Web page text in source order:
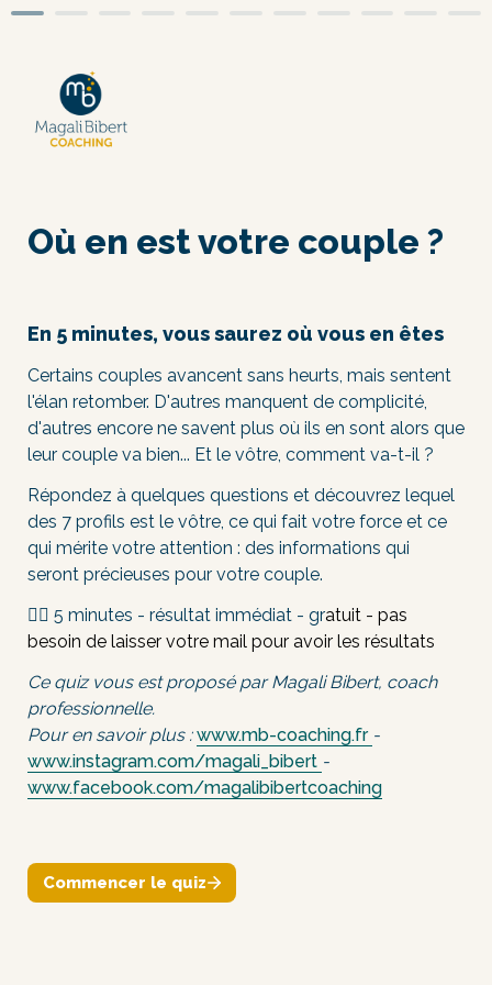
Où en est votre couple ?
En 5 minutes, vous saurez où vous en êtes
Certains couples avancent sans heurts, mais sentent
l'élan retomber. D'autres manquent de complicité,
d'autres encore ne savent plus où ils en sont alors que
leur couple va bien... Et le vôtre, comment va-t-il ?
Répondez à quelques questions et découvrez lequel
des 7 profils est le vôtre, ce qui fait votre force et ce
qui mérite votre attention : des informations qui
seront précieuses pour votre couple.
👉🏼 5 minutes - résultat immédiat - gratuit - pas
besoin de laisser votre mail pour avoir les résultats
Ce quiz vous est proposé par Magali Bibert, coach
professionnelle.
Pour en savoir plus : www.mb-coaching.fr
www.instagram.com/magali_bibert
www.facebook.com/magalibibertcoaching
Commencer le quiz